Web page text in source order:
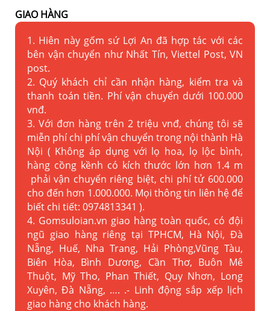
GIAO HÀNG
1. Hiên này gốm sứ Lợi An đã hợp tác với các
bên vận chuyển như Nhất Tín, Viettel Post, VN
post.
2. Quý khách chỉ cần nhận hàng, kiểm tra và
thanh toán tiền. Phí vận chuyển dưới 100.000
vnđ.
3. Với đơn hàng trên 2 triệu vnđ, chúng tôi sẽ
miễn phí chi phí vận chuyển trong nội thành Hà
Nội ( Không áp dụng với lọ hoa, lọ lộc bình,
hàng cồng kềnh có kích thước lớn hơn 1.4 m
phải vận chuyển riêng biệt, chi phí tử 600.000
cho đến hơn 1.000.000. Mọi thông tin liên hệ để
biết chi tiết: 0974813341 ).
4. Gomsuloian.vn giao hàng toàn quốc, có đội
ngũ giao hàng riêng tại TPHCM, Hà Nội, Đà
Nẵng, Huế, Nha Trang, Hải Phòng,Vũng Tàu,
Biên Hòa, Bình Dương, Cần Thơ, Buôn Mê
Thuột, Mỹ Tho, Phan Thiết, Quy Nhơn, Long
Xuyên, Đà Nẵng, …. .- Linh động sắp xếp lịch
giao hàng cho khách hàng.